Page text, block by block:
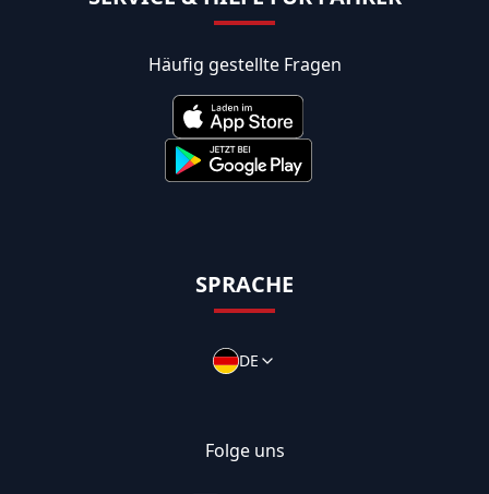
Häufig gestellte Fragen
SPRACHE
DE
Folge uns